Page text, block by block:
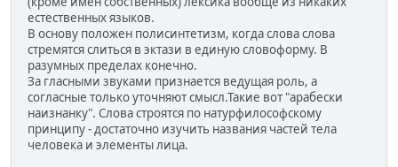
естественных языков.
В основу положен полисинтетизм, когда слова слова
стремятся слиться в эктази в единую словоформу. В
разумных пределах конечно.
За гласными звуками признается ведущая роль, а
согласные только уточняют смысл.Такие вот "арабески
наизнанку". Слова строятся по натурфилософскому
принципу - достаточно изучить названия частей тела
человека и элементы лица.